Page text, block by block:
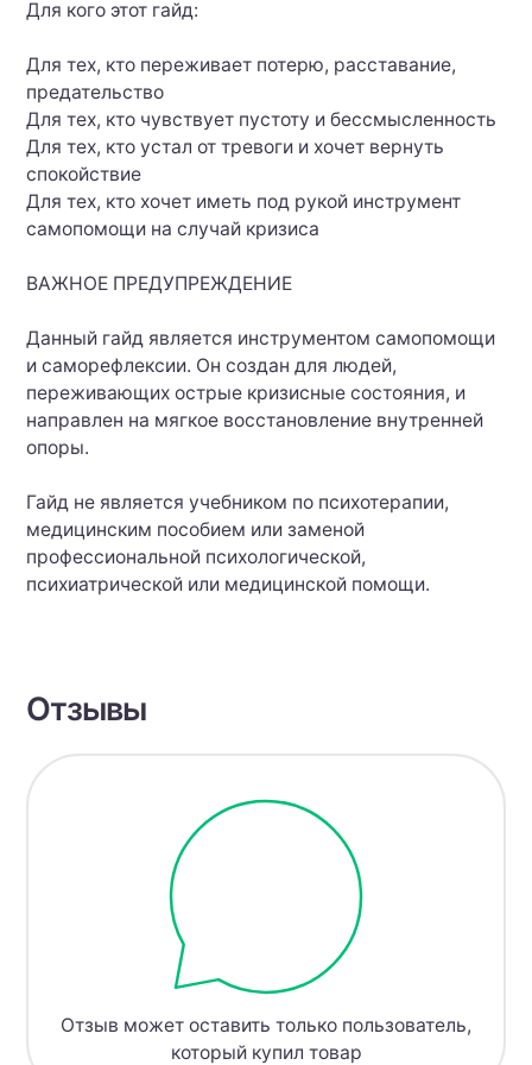
Для кого этот гайд:
Для тех, кто переживает потерю, расставание,
предательство
Для тех, кто чувствует пустоту и бессмысленность
Для тех, кто устал от тревоги и хочет вернуть
спокойствие
Для тех, кто хочет иметь под рукой инструмент
самопомощи на случай кризиса
ВАЖНОЕ ПРЕДУПРЕЖДЕНИЕ
Данный гайд является инструментом самопомощи
и саморефлексии. Он создан для людей,
переживающих острые кризисные состояния, и
направлен на мягкое восстановление внутренней
опоры.
Гайд не является учебником по психотерапии,
медицинским пособием или заменой
профессиональной психологической,
психиатрической или медицинской помощи.
Отзывы
Отзыв может оставить только пользователь,
который купил товар